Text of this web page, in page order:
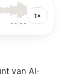
--:--
1×
van AI-